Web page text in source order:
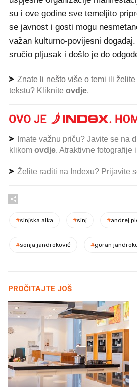
su i ove godine sve temeljito
se javnost i gosti mogu
važan kulturno-povijesni
sručio pljusak i došlo je do
Znate li nešto više o temi ili
tekstu? Kliknite ovdje.
Imate važnu priču? Javite se na
klikom ovdje. Atraktivne fotografije
Želite raditi na Indexu? Prijavite
#sinjska alka #sinj #andrej
#sonja jandroković #goran
PROČITAJTE JOŠ